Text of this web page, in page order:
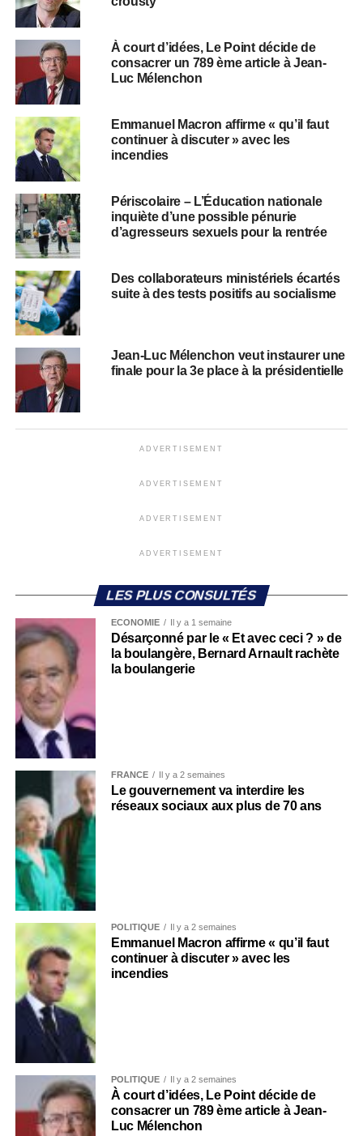
À court d’idées, Le Point décide de
consacrer un 789 ème article à Jean-
Luc Mélenchon
Emmanuel Macron affirme « qu’il faut
continuer à discuter » avec les
incendies
Périscolaire – L’Éducation nationale
inquiète d’une possible pénurie
d’agresseurs sexuels pour la rentrée
Des collaborateurs ministériels écartés
suite à des tests positifs au socialisme
Jean-Luc Mélenchon veut instaurer une
finale pour la 3e place à la présidentielle
ADVERTISEMENT
ADVERTISEMENT
ADVERTISEMENT
ADVERTISEMENT
LES PLUS CONSULTÉS
ECONOMIE Il y a 1 semaine
Désarçonné par le « Et avec ceci ? » de
la boulangère, Bernard Arnault rachète
la boulangerie
FRANCE Il y a 2 semaines
Le gouvernement va interdire les
réseaux sociaux aux plus de 70 ans
POLITIQUE Il y a 2 semaines
Emmanuel Macron affirme « qu’il faut
continuer à discuter » avec les
incendies
POLITIQUE Il y a 2 semaines
À court d’idées, Le Point décide de
consacrer un 789 ème article à Jean-
Luc Mélenchon